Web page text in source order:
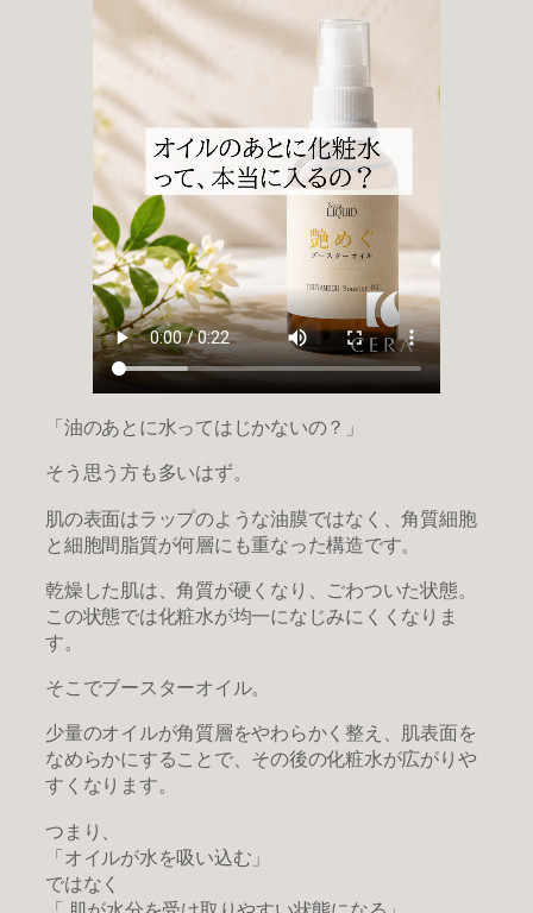
「油のあとに水ってはじかないの？」
そう思う方も多いはず。
肌の表面はラップのような油膜ではなく、角質細胞
と細胞間脂質が何層にも重なった構造です。
乾燥した肌は、角質が硬くなり、ごわついた状態。
この状態では化粧水が均一になじみにくくなりま
す。
そこでブースターオイル。
少量のオイルが角質層をやわらかく整え、肌表面を
なめらかにすることで、その後の化粧水が広がりや
すくなります。
つまり、
「オイルが水を吸い込む」
ではなく